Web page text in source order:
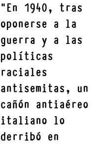
"En 1940, tras
oponerse a la
guerra y a las
políticas
raciales
antisemitas, un
cañón antiaéreo
italiano lo
derribó en